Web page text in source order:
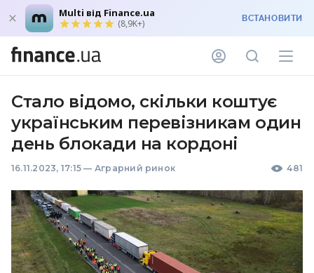
Multi від Finance.ua
(8,9K+) ВСТАНОВИТИ
Стало відомо, скільки коштує
українським перевізникам один
день блокади на кордоні
16.11.2023, 17:15 — Аграрний ринок 481